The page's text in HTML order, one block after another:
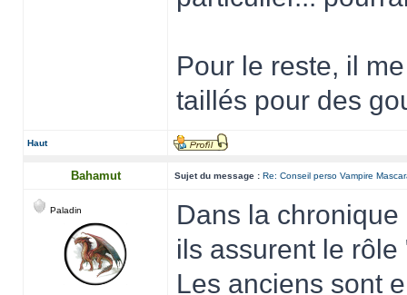
Pour le reste, il
taillés pour des
Haut
Bahamut Sujet du message : Re: Conseil perso Vampire
Paladin
Dans la
ils assurent le rôle
Les anciens sont